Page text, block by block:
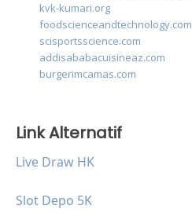
kvk-kumari.org
foodscienceandtechnology.com
scisportsscience.com
addisababacuisineaz.com
burgerimcamas.com
Link Alternatif
Live Draw HK
Slot Depo 5K